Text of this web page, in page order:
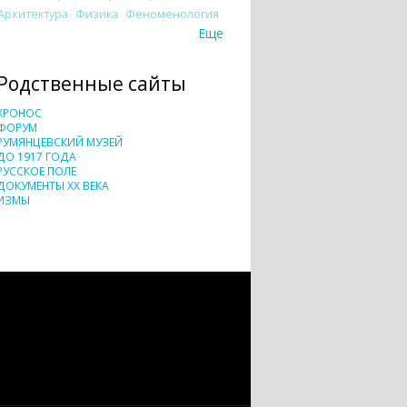
Физика Феноменология
Еще
сайты
МУЗЕЙ
1917 ГОДА
ПОЛЕ
XX ВЕКА